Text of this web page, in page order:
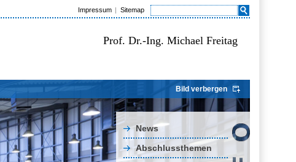
Impressum Sitemap
Prof. Dr.-Ing. Michael Freitag
Bild verbergen
News
Abschlussthemen